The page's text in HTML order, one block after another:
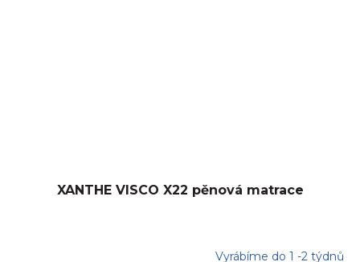
XANTHE VISCO X22 pěnová matrace
Vyrábíme do 1 -2 týdnů